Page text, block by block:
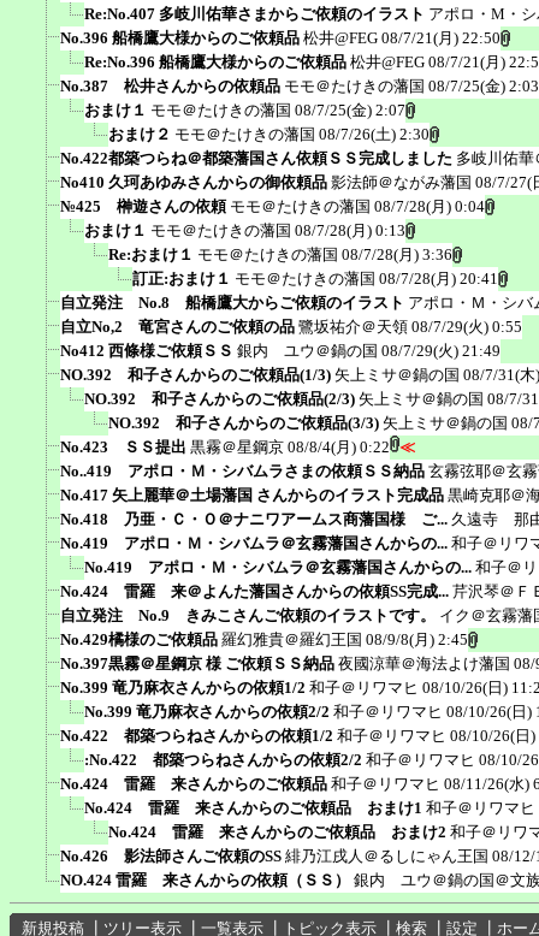
Re:No.407 多岐川佑華さまからご依頼のイラスト アポロ・M・
No.396 船橋鷹大様からのご依頼品 松井@FEG 08/7/21(月) 22:50
Re:No.396 船橋鷹大様からのご依頼品 松井@FEG 08/7/21(月)
No.387 松井さんからの依頼品 モモ＠たけきの藩国 08/7/25(金) 2:03
おまけ１ モモ＠たけきの藩国 08/7/25(金) 2:07
おまけ２ モモ＠たけきの藩国 08/7/26(土) 2:30
No.422都築つらね＠都築藩国さん依頼ＳＳ完成しました 多岐川佑華
No410 久珂あゆみさんからの御依頼品 影法師＠ながみ藩国 08/7/27(
№425 榊遊さんの依頼 モモ＠たけきの藩国 08/7/28(月) 0:04
おまけ１ モモ＠たけきの藩国 08/7/28(月) 0:13
Re:おまけ１ モモ＠たけきの藩国 08/7/28(月) 3:36
訂正:おまけ１ モモ＠たけきの藩国 08/7/28(月) 20:41
自立発注 No.8 船橋鷹大からご依頼のイラスト アポロ・Ｍ・シバ
自立No,2 竜宮さんのご依頼の品 鷺坂祐介＠天領 08/7/29(火) 0:55
No412 西條様ご依頼ＳＳ 銀内 ユウ＠鍋の国 08/7/29(火) 21:49
NO.392 和子さんからのご依頼品(1/3) 矢上ミサ＠鍋の国 08/7/31(木
NO.392 和子さんからのご依頼品(2/3) 矢上ミサ＠鍋の国 08/7/
NO.392 和子さんからのご依頼品(3/3) 矢上ミサ＠鍋の国 08/
No.423 ＳＳ提出 黒霧＠星鋼京 08/8/4(月) 0:22 ≪
No..419 アポロ・Ｍ・シバムラさまの依頼ＳＳ納品 玄霧弦耶＠玄
No.417 矢上麗華＠土場藩国 さんからのイラスト完成品 黒崎克耶＠
No.418 乃亜・Ｃ・Ｏ＠ナニワアームス商藩国様 ご... 久遠寺 那
No.419 アポロ・Ｍ・シバムラ＠玄霧藩国さんからの... 和子＠リワ
No.419 アポロ・Ｍ・シバムラ＠玄霧藩国さんからの... 和子＠
No.424 雷羅 来＠よんた藩国さんからの依頼SS完成... 芹沢琴＠Ｆ
自立発注 No.9 きみこさんご依頼のイラストです。
イク＠玄霧藩
No.429橘様のご依頼品 羅幻雅貴＠羅幻王国 08/9/8(月) 2:45
No.397黒霧＠星鋼京 様 ご依頼ＳＳ納品 夜國涼華＠海法よけ藩国 08/
No.399 竜乃麻衣さんからの依頼1/2 和子＠リワマヒ 08/10/26(日)
No.399 竜乃麻衣さんからの依頼2/2 和子＠リワマヒ 08/10/26(日)
No.422 都築つらねさんからの依頼1/2 和子＠リワマヒ 08/10/26(日)
:No.422 都築つらねさんからの依頼2/2 和子＠リワマヒ 08/10/
No.424 雷羅 来さんからのご依頼品 和子＠リワマヒ 08/11/26(水)
No.424 雷羅 来さんからのご依頼品 おまけ1 和子＠リワマヒ
No.424 雷羅 来さんからのご依頼品 おまけ2 和子＠リワ
No.426 影法師さんご依頼のSS 緋乃江戌人＠るしにゃん王国 08/12/
NO.424 雷羅 来さんからの依頼（ＳＳ）
銀内 ユウ＠鍋の国＠文
新規投稿 ツリー表示 一覧表示 トピック表示 検索 設定 ホー